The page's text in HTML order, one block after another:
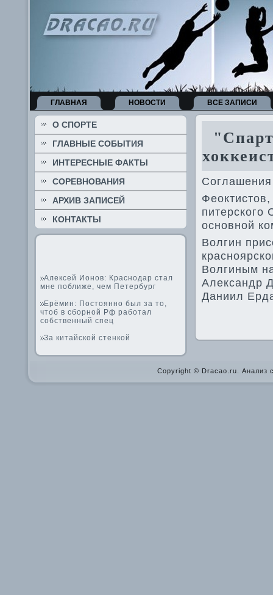
ГЛАВНАЯ НОВОСТИ ВСЕ ЗАПИСИ
О СПОРТЕ
ГЛАВНЫЕ СОБЫТИЯ
ИНТЕРЕСНЫЕ ФАКТЫ
СОРЕВНОВАНИЯ
АРХИВ ЗАПИСЕЙ
КОНТАКТЫ
Алексей Ионов: Краснодар стал
мне поближе, чем Петербург
Ерёмин: Постоянно был за то,
чтоб в сборной Рф работал
собственный спец
За китайской стенкой
питерского
основной
Волгин
Волгиным
Александр
Даниил
Copyright © Dracao.ru. Анализ